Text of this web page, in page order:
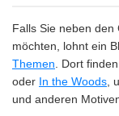
Falls Sie neben den
möchten, lohnt ein
Themen . Dort
oder In the Woods ,
und anderen